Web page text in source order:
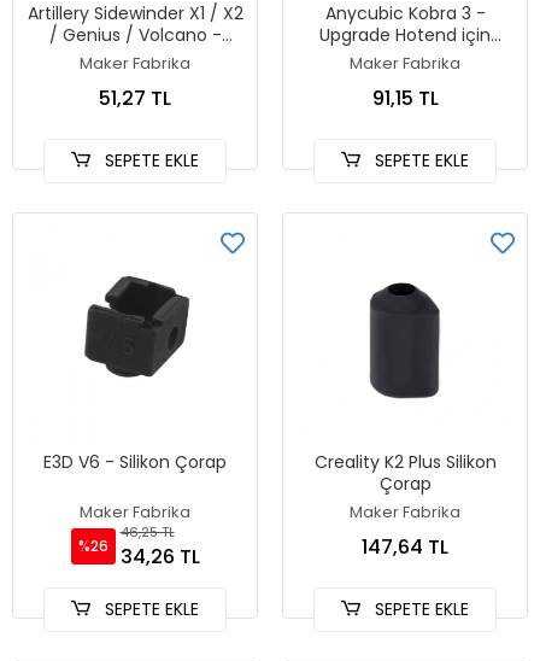
Artillery Sidewinder X1 / X2
/ Genius / Volcano -
Silikon Çorap
Maker Fabrika
51,27 TL
SEPETE EKLE
Anycubic Kobra 3 -
Upgrade Hotend için
Silikon Çorap
Maker Fabrika
91,15 TL
SEPETE EKLE
E3D V6 - Silikon Çorap
Maker Fabrika
%26
46,25 TL
34,26 TL
SEPETE EKLE
Creality K2 Plus Silikon
Çorap
Maker Fabrika
147,64 TL
SEPETE EKLE